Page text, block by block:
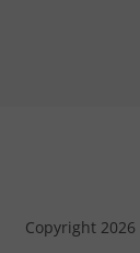
Copyright 2026